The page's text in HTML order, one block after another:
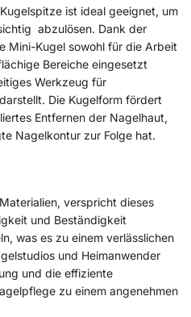
ist ideal geeignet, um
abzulösen. Dank der
Mini-Kugel sowohl für die Arbeit
Bereiche eingesetzt
Werkzeug für
Die Kugelform fördert
Entfernen der Nagelhaut,
Nagelkontur zur Folge hat.
verspricht dieses
und Beständigkeit
was es zu einem verlässlichen
und Heimanwender
und die effiziente
zu einem angenehmen